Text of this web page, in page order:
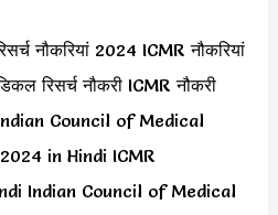
नौकरियां 2024 ICMR नौकरियां
रिसर्च नौकरी ICMR नौकरी
Indian Council of Medical
in Hindi ICMR
Indian Council of Medical